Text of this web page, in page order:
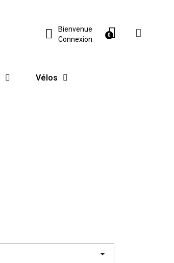
Bienvenue
Connexion
Vélos
